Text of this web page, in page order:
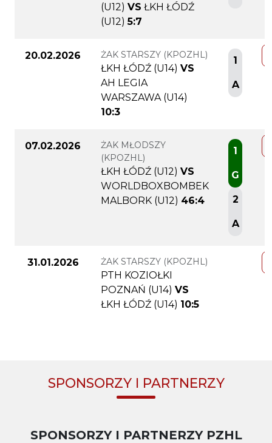
(U12) VS ŁKH ŁÓDŹ
(U12) 5:7
20.02.2026 ŻAK STARSZY (KPOZHL)
ŁKH ŁÓDŹ (U14) VS
AH LEGIA
WARSZAWA (U14)
10:3
1
A
07.02.2026
ŻAK MŁODSZY
(KPOZHL)
ŁKH ŁÓDŹ (U12) VS
WORLDBOXBOMBEK
MALBORK (U12) 46:4
1
G
2
A
31.01.2026 ŻAK STARSZY (KPOZHL)
PTH KOZIOŁKI
POZNAŃ (U14) VS
ŁKH ŁÓDŹ (U14) 10:5
SPONSORZY I PARTNERZY
SPONSORZY I PARTNERZY PZHL